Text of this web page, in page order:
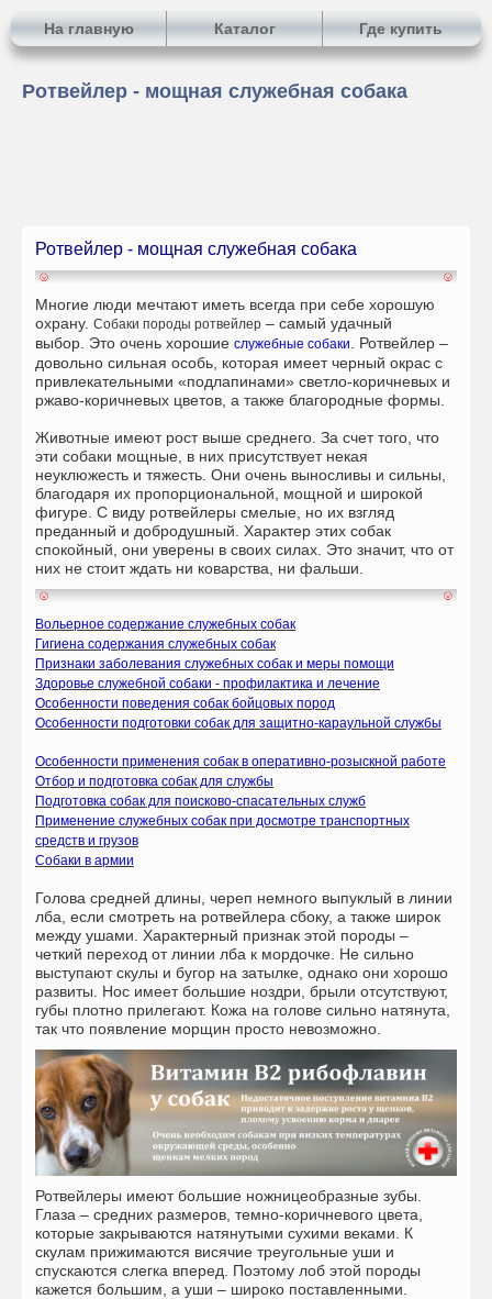
На главную Каталог Где купить
Ротвейлер - мощная служебная собака
Ротвейлер - мощная служебная собака
Многие люди мечтают иметь всегда при себе хорошую
охрану. Собаки породы ротвейлер – самый удачный
выбор. Это очень хорошие служебные собаки
. Ротвейлер –
довольно сильная особь, которая имеет черный окрас с
привлекательными «подлапинами» светло-коричневых и
ржаво-коричневых цветов, а также благородные формы.
Животные имеют рост выше среднего. За счет того, что
эти собаки мощные, в них присутствует некая
неуклюжесть и тяжесть. Они очень выносливы и сильны,
благодаря их пропорциональной, мощной и широкой
фигуре. С виду ротвейлеры смелые, но их взгляд
преданный и добродушный. Характер этих собак
спокойный, они уверены в своих силах. Это значит, что от
них не стоит ждать ни коварства, ни фальши.
Вольерное содержание служебных собак
Гигиена содержания служебных собак
Признаки заболевания служебных собак и меры помощи
Здоровье служебной собаки - профилактика и лечение
Особенности поведения собак бойцовых пород
Особенности подготовки собак для защитно-караульной службы
Особенности применения собак в оперативно-розыскной работе
Отбор и подготовка собак для службы
Подготовка собак для поисково-спасательных служб
Применение служебных собак при досмотре транспортных
средств и грузов
Собаки в армии
Голова средней длины, череп немного выпуклый в линии
лба, если смотреть на ротвейлера сбоку, а также широк
между ушами. Характерный признак этой породы –
четкий переход от линии лба к мордочке. Не сильно
выступают скулы и бугор на затылке, однако они хорошо
развиты. Нос имеет большие ноздри, брыли отсутствуют,
губы плотно прилегают. Кожа на голове сильно натянута,
так что появление морщин просто невозможно.
Ротвейлеры имеют большие ножницеобразные зубы.
Глаза – средних размеров, темно-коричневого цвета,
которые закрываются натянутыми сухими веками. К
скулам прижимаются висячие треугольные уши и
спускаются слегка вперед. Поэтому лоб этой породы
кажется большим, а уши – широко поставленными.